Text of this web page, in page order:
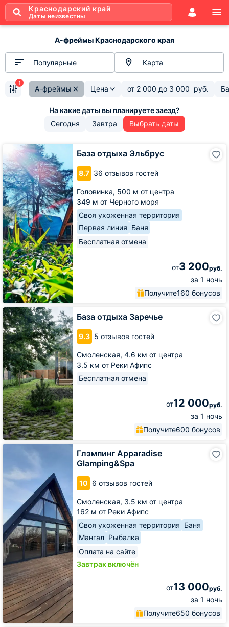
Краснодарский край
Даты неизвестны
А-фреймы Краснодарского края
Популярные Карта
А-фреймы Цена от 2 000 до 3 000 руб.
1
Сегодня Завтра Выбрать даты
База отдыха Эльбрус
8.7 36 отзывов гостей
Головинка, 500 м от центра
349 м от Черного моря
Своя ухоженная территория
Первая линия Баня
Бесплатная отмена
от3 200руб.
за 1 ночь
Получите160 бонусов
отдыха
Эльбрус
База отдыха Заречье
9.3 5 отзывов гостей
Смоленская, 4.6 км от центра
3.5 км от Реки Афипс
Бесплатная отмена
от12 000руб.
за 1 ночь
Получите600 бонусов
База
отдыха
Заречье
Глэмпинг Apparadise
Glamping&Spa
10 6 отзывов гостей
Смоленская, 3.5 км от центра
162 м от Реки Афипс
Своя ухоженная территория Баня
Мангал Рыбалка
Оплата на сайте
Завтрак включён
от13 000руб.
за 1 ночь
Получите650 бонусов
Глэмпинг
Glamping&Spa